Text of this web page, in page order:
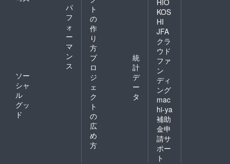
パ
フ
ォ
ー
マ
ン
ス
ソー
シャ
ル
グッ
ド
ト
の
作
り
方
プ
ロ
ジ
ェ
ク
ト
の
広
め
方
統
計
デ
ー
タ
HIO
KOS
HI
JFA
クラ
ウド
ファ
ン
ディ
ング
mac
hi-ya
補助
金申
請サ
ポー
ト